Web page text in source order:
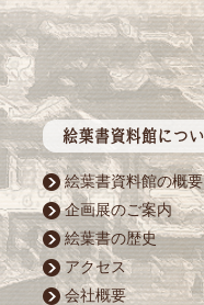
絵葉書資料館の概要
企画展のご案内
絵葉書の歴史
アクセス
会社概要